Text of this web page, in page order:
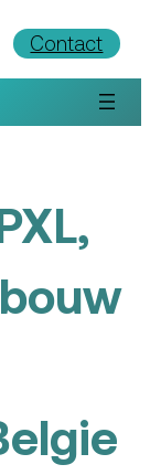
Contact